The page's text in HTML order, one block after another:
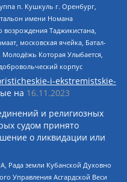
п. Кушкуль г. Оренбург,
имени Номана
Таджикистана,
московская ячейка, Батал-
Которая Улыбается,
корпус
i-ekstremistskie-
на 16.11.2023
и религиозных
судом принято
о ликвидации или
Рада земли Кубанской Духовно
Управления Асгардской Веси